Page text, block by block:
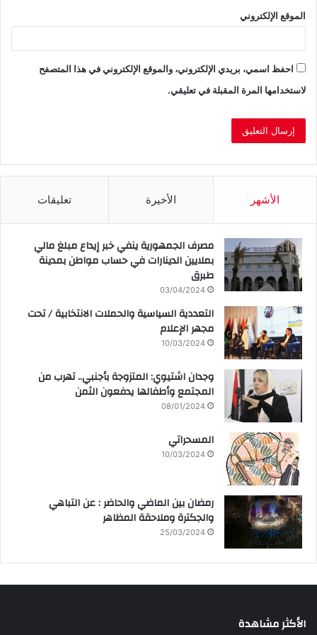
الموقع الإلكتروني
احفظ اسمي، بريدي الإلكتروني، والموقع الإلكتروني في هذا المتصفح
لاستخدامها المرة المقبلة في تعليقي.
الأشهر الأخيرة تعليقات
مصرف الجمهورية ينفي خبر إيداع مبلغ مالي
بملايين الدينارات في حساب مواطن بمدينة
طبرق
03/04/2024
التعددية السياسية والحملات الانتخابية / تحت
مجهر الإعلام
10/03/2024
وجدان اشتيوي: المتزوجة بأجنبي.. تهرب من
المجتمع وأطفالها يدفعون الثمن
08/01/2024
المسحراتي
10/03/2024
رمضان بين الماضي والحاضر : عن التباهي
والجكترة وملاحقة المظاهر
25/03/2024
الأكثر مشاهدة